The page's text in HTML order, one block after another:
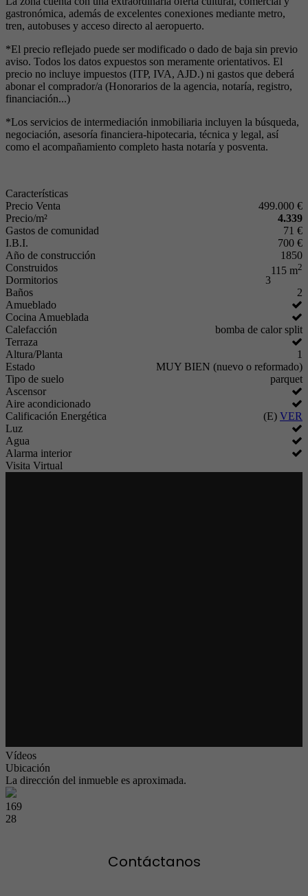
gastronómica, además de excelentes conexiones mediante metro,
tren, autobuses y acceso directo al aeropuerto.
*El precio reflejado puede ser modificado o dado de baja sin previo
aviso. Todos los datos expuestos son meramente orientativos. El
precio no incluye impuestos (ITP, IVA, AJD.) ni gastos que deberá
abonar el comprador/a (Honorarios de la agencia, notaría, registro,
financiación...)
*Los servicios de intermediación inmobiliaria incluyen la búsqueda,
negociación, asesoría financiera-hipotecaria, técnica y legal, así
como el acompañamiento completo hasta notaría y posventa.
Características
Precio Venta
499.000 €
Precio/m²
4.339
Gastos de comunidad
71 €
I.B.I.
700 €
Año de construcción
1850
Construidos
115 m2
Dormitorios
3
Baños
2
Amueblado
Cocina Amueblada
Calefacción
bomba de calor split
Terraza
Altura/Planta
1
Estado
MUY BIEN (nuevo o reformado)
Tipo de suelo
parquet
Ascensor
Aire acondicionado
Calificación Energética
(E) VER
Luz
Agua
Alarma interior
Visita Virtual
Vídeos
Ubicación
La dirección del inmueble es aproximada.
169
28
Contáctanos